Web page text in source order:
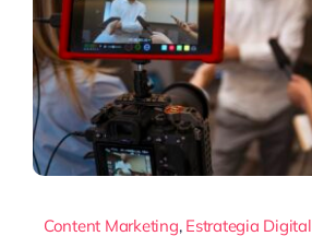
Content Marketing, Estrategia Digital